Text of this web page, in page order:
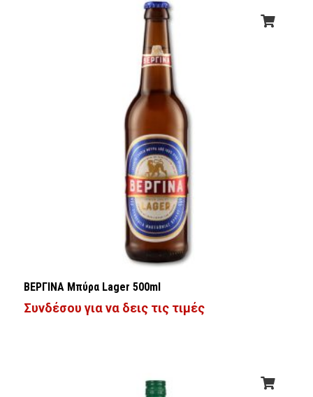
ΒΕΡΓΙΝΑ Μπύρα Lager 500ml
Συνδέσου για να δεις τις τιμές